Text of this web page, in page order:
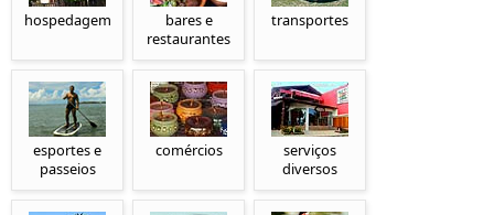
hospedagem
bares e
restaurantes
transportes
esportes e
passeios
comércios
serviços
diversos